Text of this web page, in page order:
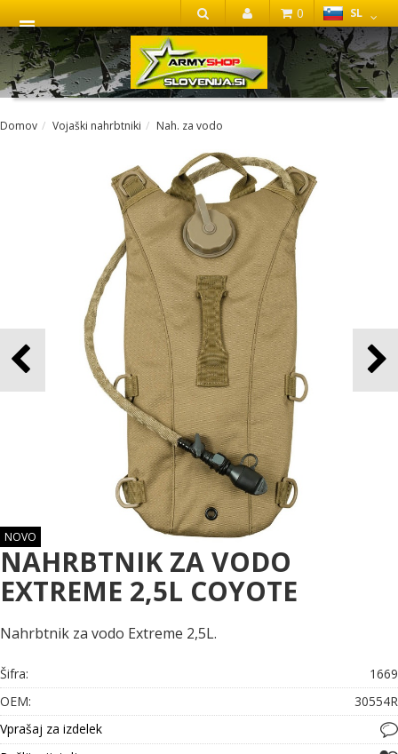
IŠČI
SL
0
Domov Vojaški nahrbtniki Nah. za vodo
NOVO
NAHRBTNIK ZA VODO
EXTREME 2,5L COYOTE
Nahrbtnik za vodo Extreme 2,5L.
Šifra:
1669
OEM:
30554R
Vprašaj za izdelek